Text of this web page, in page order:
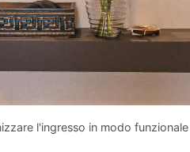
l'ingresso in modo